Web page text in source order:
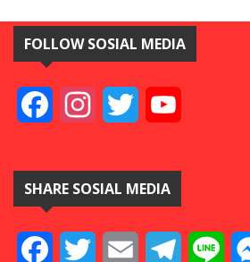
FOLLOW SOSIAL MEDIA
FacebookInstagramTwitter
SHARE SOSIAL MEDIA
FacebookTwitter Email TelegramLine